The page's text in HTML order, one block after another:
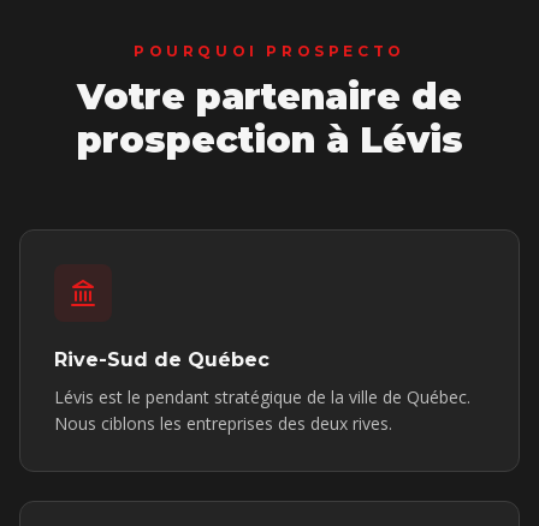
POURQUOI PROSPECTO
Votre partenaire de
prospection à Lévis
Rive-Sud de Québec
Lévis est le pendant stratégique de la ville de Québec.
Nous ciblons les entreprises des deux rives.